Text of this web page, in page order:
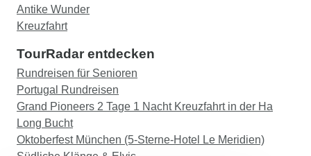
Antike Wunder
Kreuzfahrt
TourRadar entdecken
Rundreisen für Senioren
Portugal Rundreisen
Grand Pioneers 2 Tage 1 Nacht Kreuzfahrt in der Ha
Long Bucht
Oktoberfest München (5-Sterne-Hotel Le Meridien)